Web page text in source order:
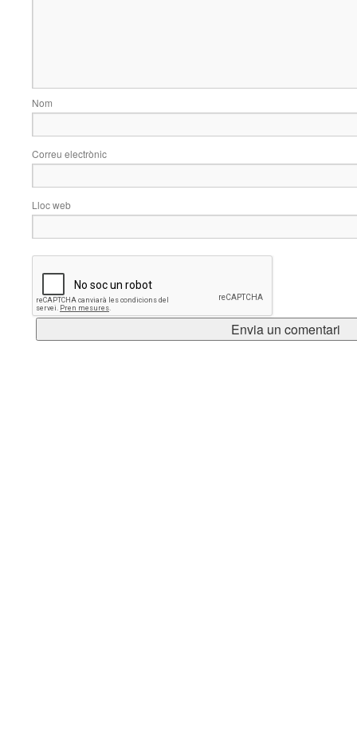
Nom
Correu electrònic
Lloc web